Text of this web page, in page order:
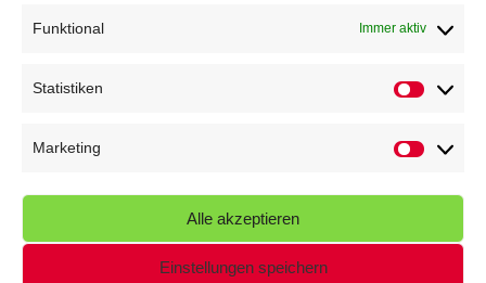
Funktional Immer aktiv
Statistiken
Marketing
Alle akzeptieren
Einstellungen speichern
Kindersportfest